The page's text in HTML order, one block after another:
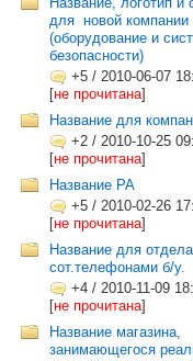
для ­ новой компании
(оборудование и
безопасности)
+5 / 2010-06-07
[не прочитана]
Название для
+2 / 2010-10-25
[не прочитана]
Название РА
+5 / 2010-02-26
[не прочитана]
Название для
сот.телефонами б/у.
+4 / 2010-11-09
[не прочитана]
Название магазина,
занимающегося